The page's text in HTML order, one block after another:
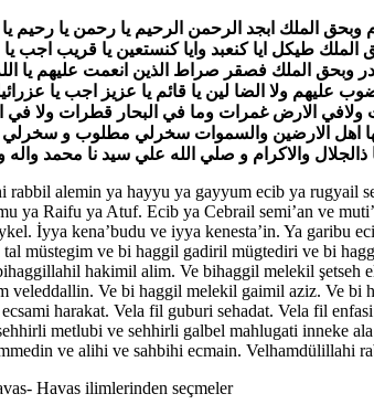
طيكل ايا كنعبد وايا كنستعين يا قريب اجب يا
الملك فصقر صراط الذين انعمت عليهم يا
عليهم ولا الضا لين يا قائم يا عزيز اجب يا
ولافي الارض غمرات وما في البحار قطرات ولا
سخرت بها اهل الارضين والسموات سخرلي مطلوب و
والاكرام و صلي الله علي سيد نا محمد
alemin ya hayyu ya gayyum ecib ya rugyail
ya Raifu ya Atuf. Ecib ya Cebrail semi’an ve
İyya kena’budu ve iyya kenesta’in. Ya garibu
tal müstegim ve bi haggil gadiril mügtediri ve bi
hakimil alim. Ve bihaggil melekil
veleddallin. Ve bi haggil melekil gaimil aziz. Ve
harakat. Vela fil guburi sehadat. Vela fil
metlubi ve sehhirli galbel mahlugati inneke
ve alihi ve sahbihi ecmain. Velhamdülillahi
Havas ilimlerinden seçmeler